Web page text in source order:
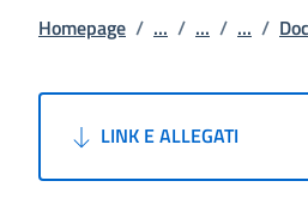
Homepage / ... / ... / ... /
LINK E ALLEGATI